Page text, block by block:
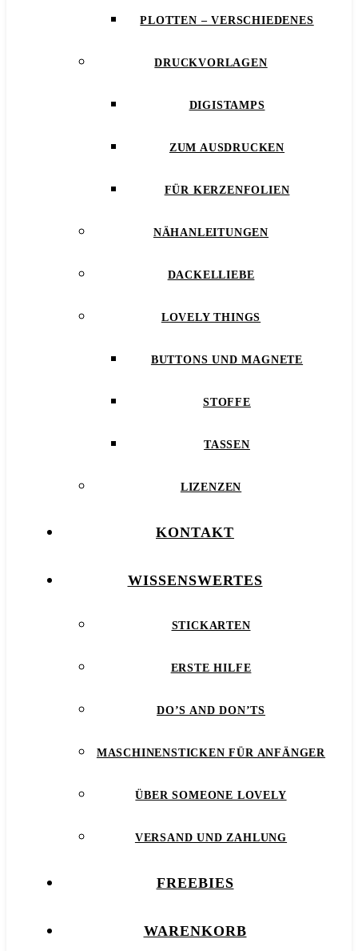
PLOTTEN – VERSCHIEDENES
DRUCKVORLAGEN
DIGISTAMPS
ZUM AUSDRUCKEN
FÜR KERZENFOLIEN
NÄHANLEITUNGEN
DACKELLIEBE
LOVELY THINGS
BUTTONS UND MAGNETE
STOFFE
TASSEN
LIZENZEN
KONTAKT
WISSENSWERTES
STICKARTEN
ERSTE HILFE
DO’S AND DON’TS
MASCHINENSTICKEN FÜR ANFÄNGER
ÜBER SOMEONE LOVELY
VERSAND UND ZAHLUNG
FREEBIES
WARENKORB